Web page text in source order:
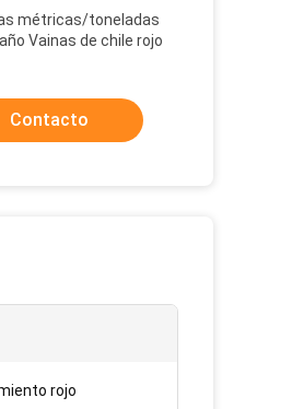
métricas/toneladas
Vainas de chile rojo
Contacto
rojo